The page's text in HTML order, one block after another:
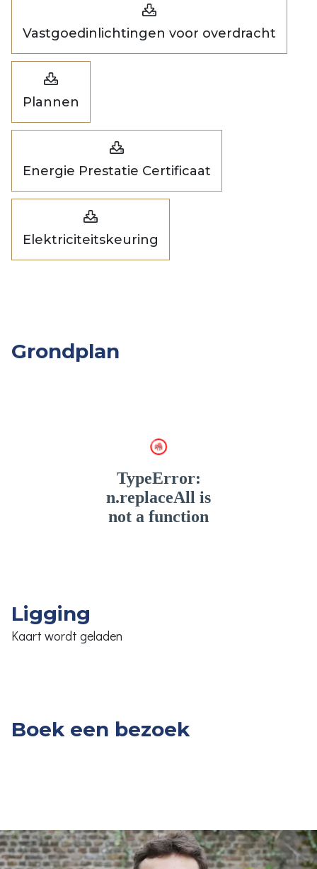
Vastgoedinlichtingen voor overdracht
Plannen
Energie Prestatie Certificaat
Elektriciteitskeuring
Grondplan
Ligging
Kaart wordt geladen
Boek een bezoek